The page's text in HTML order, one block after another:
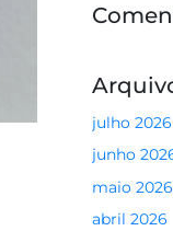
julho 2026
junho
maio 2026
abril 2026